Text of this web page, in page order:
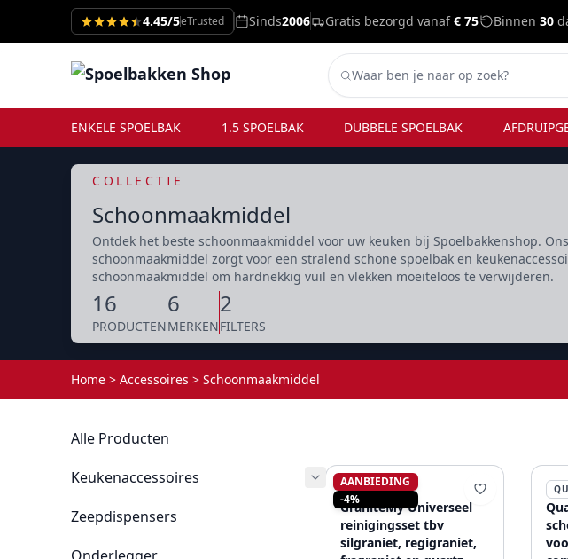
4.45/5eTrusted Sinds2006 Gratis bezorgd vanaf€ 75 Binnen 30
ENKELE SPOELBAK 1.5 SPOELBAK DUBBELE SPOELBAK
COLLECTIE
Schoonmaakmiddel
Ontdek het beste schoonmaakmiddel voor uw keuken bij Spoelbakkenshop.
schoonmaakmiddel zorgt voor een stralend schone spoelbak en
schoonmaakmiddel om hardnekkig vuil en vlekken moeiteloos te verwijderen.
16
PRODUCTEN
6
MERKEN
2
FILTERS
Home > Accessoires > Schoonmaakmiddel
Alle Producten
Keukenaccessoires
Zeepdispensers
AANBIEDING
-4%
GRANITEMY
GraniteMy Universeel
reinigingsset tbv
silgraniet, regigraniet,